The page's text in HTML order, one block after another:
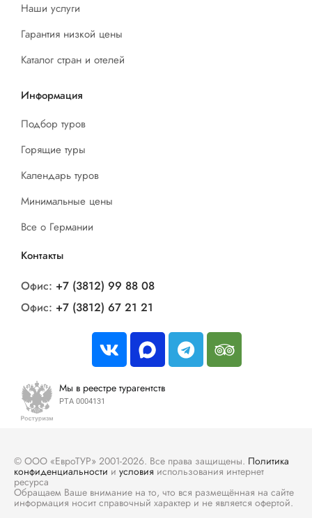
Наши услуги
Гарантия низкой цены
Каталог стран и отелей
Информация
Подбор туров
Горящие туры
Календарь туров
Минимальные цены
Все о Германии
Контакты
Офис: +7 (3812) 99 88 08
Офис: +7 (3812) 67 21 21
Мы в реестре турагентств
РТА 0004131
© ООО «ЕвроТУР» 2001-2026. Все права защищены. Политика
конфиденциальности и условия использования интернет
ресурса
Обращаем Ваше внимание на то, что вся размещённая на сайте
информация носит справочный характер и не является офертой.